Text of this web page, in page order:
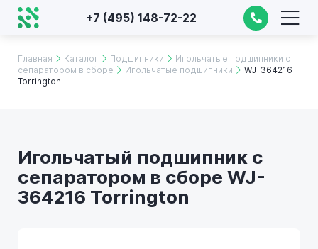
+7 (495) 148-72-22
Главная Каталог Подшипники
Игольчатые подшипники с
сепаратором в сборе
Игольчатые подшипники
WJ-364216
Torrington
Игольчатый подшипник с
сепаратором в сборе WJ-
364216 Torrington